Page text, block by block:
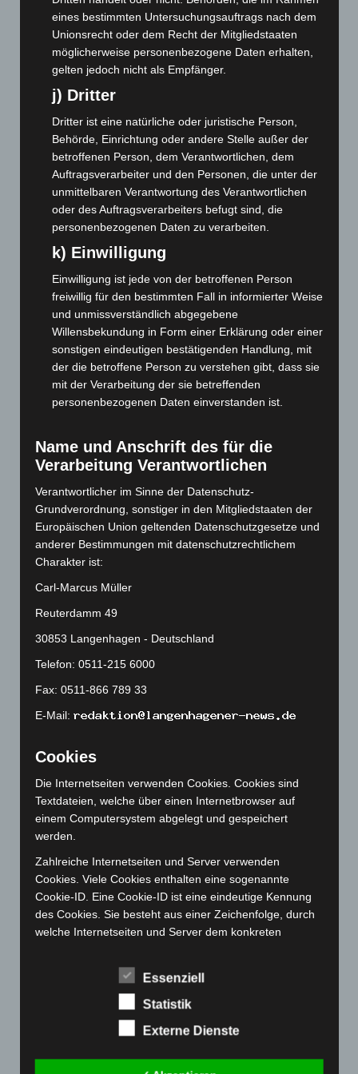
März 2025 (111)
Februar 2025(96)
Januar 2025(88)
Dezember 2024(89)
November 2024(94)
Oktober 2024 (93)
September 2024
(112)
August 2024(107)
Juli 2024(89)
Mai 2024
April 2024(102)
März 2024(103)
Februar 2024(103)
Januar 2024 (111)
Dezember 2023(130)
November 2023(130)
September 2023 (133)
Juli 2023(118)
Juni 2023(142)
Mai 2023 (139)
Januar 2023(140)
Dezember 2022(130)
November 2022 (167)
Oktober 2022(166)
August 2022(166)
Juli 2022(133)
Juni 2022(167)
Mai 2022(177)
April 2022(198)
März 2022 (221)
Februar 2022(189)
Januar 2022(190)
(215)
(171)
August 2021(154)
eines bestimmten Untersuchungsauftrags nach dem
Unionsrecht oder dem Recht der Mitgliedstaaten
möglicherweise personenbezogene Daten erhalten,
gelten jedoch nicht als Empfänger.
j) Dritter
Dritter ist eine natürliche oder juristische Person,
Behörde, Einrichtung oder andere Stelle außer der
betroffenen Person, dem Verantwortlichen, dem
Auftragsverarbeiter und den Personen, die unter der
unmittelbaren Verantwortung des Verantwortlichen
oder des Auftragsverarbeiters befugt sind, die
personenbezogenen Daten zu verarbeiten.
k) Einwilligung
Einwilligung ist jede von der betroffenen Person
freiwillig für den bestimmten Fall in informierter Weise
und unmissverständlich abgegebene
Willensbekundung in Form einer Erklärung oder einer
sonstigen eindeutigen bestätigenden Handlung, mit
der die betroffene Person zu verstehen gibt, dass sie
mit der Verarbeitung der sie betreffenden
personenbezogenen Daten einverstanden ist.
Name und Anschrift des für die
Verarbeitung Verantwortlichen
Verantwortlicher im Sinne der Datenschutz-
Grundverordnung, sonstiger in den Mitgliedstaaten der
Europäischen Union geltenden Datenschutzgesetze und
anderer Bestimmungen mit datenschutzrechtlichem
Charakter ist:
Carl-Marcus Müller
Reuterdamm 49
30853 Langenhagen - Deutschland
Telefon: 0511-215 6000
Fax: 0511-866 789 33
E-Mail:
Cookies
Die Internetseiten verwenden Cookies. Cookies sind
Textdateien, welche über einen Internetbrowser auf
einem Computersystem abgelegt und gespeichert
werden.
Zahlreiche Internetseiten und Server verwenden
Cookies. Viele Cookies enthalten eine sogenannte
Cookie-ID. Eine Cookie-ID ist eine eindeutige Kennung
des Cookies. Sie besteht aus einer Zeichenfolge, durch
welche Internetseiten und Server dem konkreten
Cookie gespeichert wurde. Dies ermöglicht es den
besuchten Internetseiten und Servern, den individuellen
Browser der betroffenen Person von anderen
Internetbrowsern, die andere Cookies enthalten, zu
unterscheiden. Ein bestimmter Internetbrowser kann
Essenziell
Statistik
Externe Dienste